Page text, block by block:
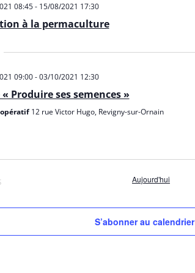
08:45- 15/08/2021 17:30
à la permaculture
09:00-03/10/2021 12:30
« Produire ses semences »
12 rue Victor Hugo, Revigny-sur-Ornain
Aujourd'hui
S’abonner au calendrier